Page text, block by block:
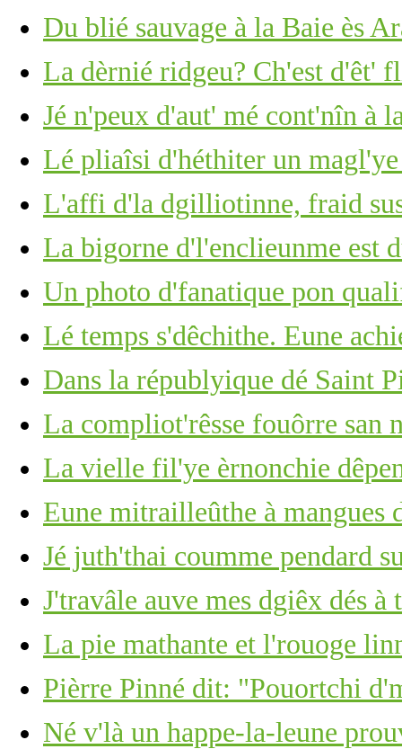
Du blié sauvage à la Baie ès
La dèrnié ridgeu? Ch'est d'êt'
Jé n'peux d'aut' mé cont'nîn à
Lé pliaîsi d'héthiter un
L'affi d'la dgilliotinne, fraid
La bigorne d'l'enclieunme est
Un photo d'fanatique pon
Lé temps s'dêchithe. Eune
Dans la républyique dé Saint
La compliot'rêsse fouôrre san
La vielle fil'ye èrnonchie
Eune mitrailleûthe à mangues
Jé juth'thai coumme pendard
J'travâle auve mes dgiêx dés à
La pie mathante et l'rouoge
Pièrre Pinné dit: "Pouortchi
Né v'là un happe-la-leune